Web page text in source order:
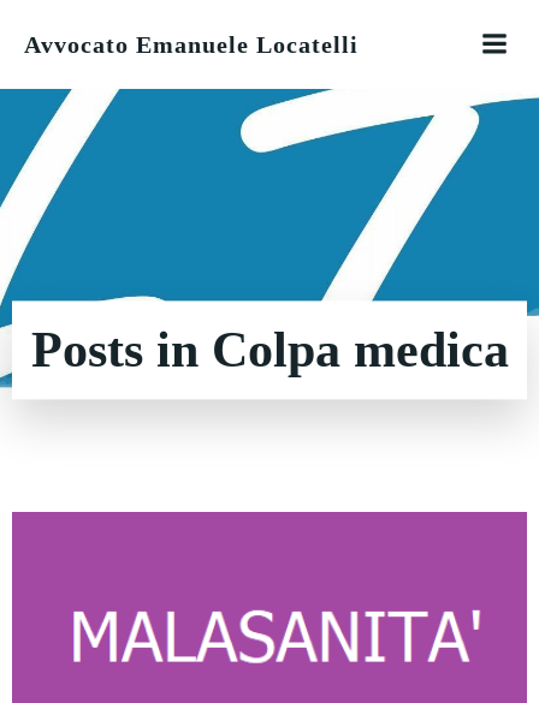
al
Avvocato Emanuele Locatelli
Posts in Colpa medica